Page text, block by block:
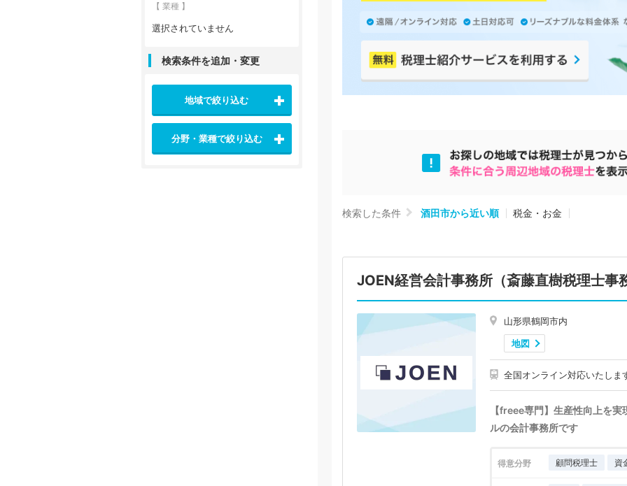
検索した条件 酒田市から近い順 税金・お金
JOEN経営会計事務所（斎藤直樹税理士事
山形県鶴岡市内
地図
全国オンライン対応いたしま
【freee専門】生産性向上を
ルの会計事務所です
得意分野 顧問税理士 資
【 業種 】
選択されていません
検索条件を追加・変更
地域で絞り込む
分野・業種で絞り込む